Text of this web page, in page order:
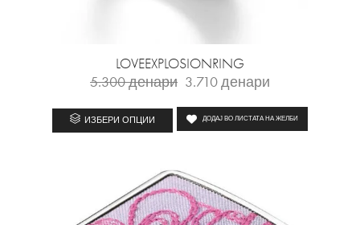
LOVEEXPLOSIONRING
5.300денари 3.710денари
ИЗБЕРИ ОПЦИИ ДОДАЈ ВО ЛИСТАТА НА ЖЕЛБИ